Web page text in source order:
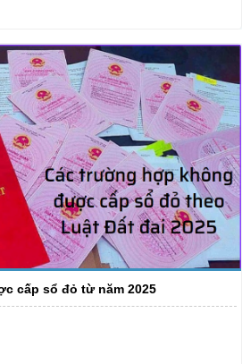
cấp sổ đỏ từ năm 2025